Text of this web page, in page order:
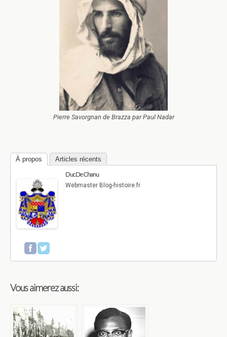
Pierre Savorgnan de Brazza par Paul Nadar
À propos
Articles récents
Duc De Chanu
Webmaster Blog-histoire.fr
Vous aimerez aussi: